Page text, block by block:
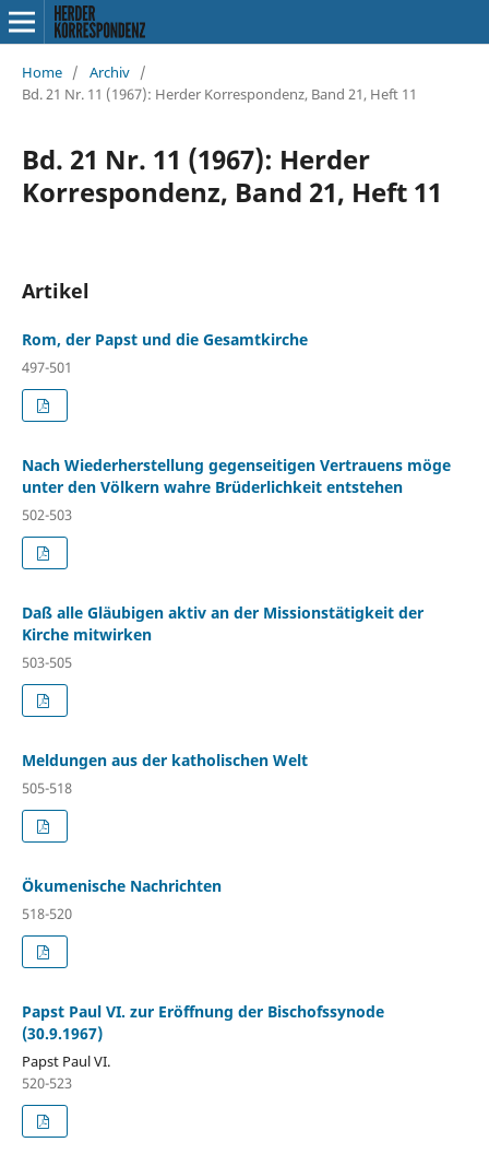
Home / Archiv /
Bd. 21 Nr. 11 (1967): Herder Korrespondenz, Band 21, Heft 11
Bd. 21 Nr. 11 (1967): Herder
Korrespondenz, Band 21, Heft 11
Artikel
Rom, der Papst und die Gesamtkirche
497-501
Nach Wiederherstellung gegenseitigen Vertrauens möge
unter den Völkern wahre Brüderlichkeit entstehen
502-503
Daß alle Gläubigen aktiv an der Missionstätigkeit der
Kirche mitwirken
503-505
Meldungen aus der katholischen Welt
505-518
Ökumenische Nachrichten
518-520
Papst Paul VI. zur Eröffnung der Bischofssynode
(30.9.1967)
Papst Paul VI.
520-523